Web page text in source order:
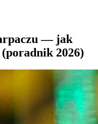
— jak
2026)